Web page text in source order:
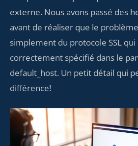
externe. Nous avons passé des
avant de réaliser que le
simplement du protocole SSL qui
correctement spécifié dans le
default_host. Un petit détail qui
différence!